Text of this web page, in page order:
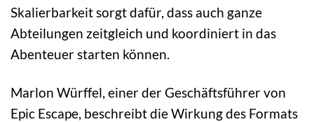
Skalierbarkeit sorgt dafür, dass auch ganze
Abteilungen zeitgleich und koordiniert in das
Abenteuer starten können.
Marlon Würffel, einer der Geschäftsführer von
Epic Escape, beschreibt die Wirkung des Formats